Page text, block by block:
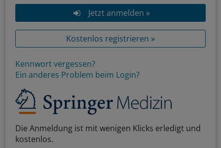
Jetzt anmelden »
Kostenlos registrieren »
Kennwort vergessen?
Ein anderes Problem beim Login?
Die Anmeldung ist mit wenigen Klicks erledigt und
kostenlos.